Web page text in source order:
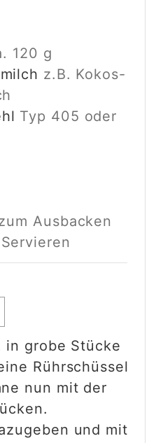
120 g
z.B. Kokos-
Typ 405 oder
Ausbacken
in grobe Stücke
Rührschüssel
nun mit der
und mit